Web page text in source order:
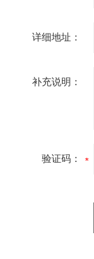
详细地址：
补充说明：
验证码：